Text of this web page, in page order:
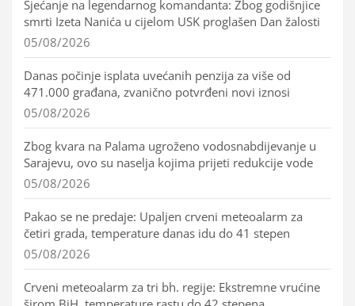
Sjećanje na legendarnog komandanta: Zbog godišnjice
smrti Izeta Nanića u cijelom USK proglašen Dan žalosti
05/08/2026
Danas počinje isplata uvećanih penzija za više od
471.000 građana, zvanično potvrđeni novi iznosi
05/08/2026
Zbog kvara na Palama ugroženo vodosnabdijevanje u
Sarajevu, ovo su naselja kojima prijeti redukcije vode
05/08/2026
Pakao se ne predaje: Upaljen crveni meteoalarm za
četiri grada, temperature danas idu do 41 stepen
05/08/2026
Crveni meteoalarm za tri bh. regije: Ekstremne vrućine